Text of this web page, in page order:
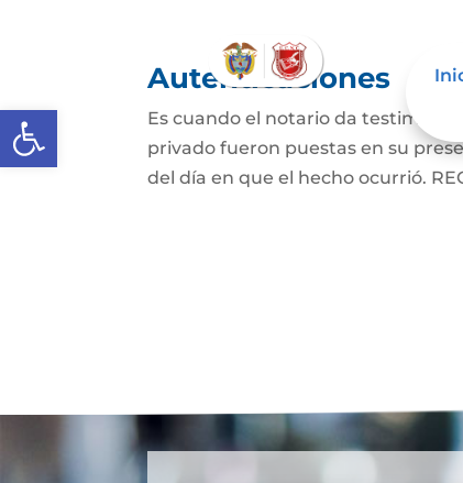
Abrir barra de herramientas
Autenticaciones
Es cuando el notario da
privado fueron puestas en su
del día en que el hecho ocurrió.